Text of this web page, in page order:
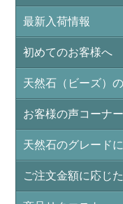
最新入荷情報
初めてのお客様へ
天然石（ビーズ）
お客様の声コーナー
天然石のグレード
ご注文金額に応じ